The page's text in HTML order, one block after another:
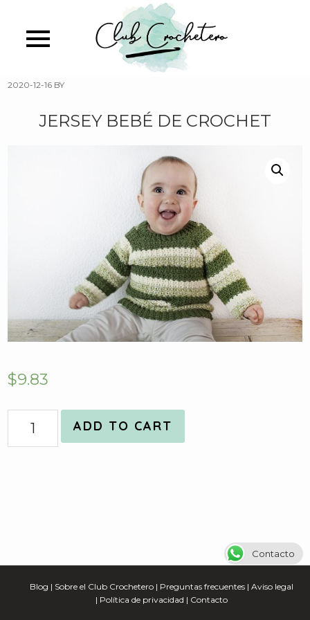
main
2020-12-16 BY
JERSEY BEBÉ DE CROCHET
$9.83
ADD TO CART
Blog | Sobre el Club Crochetero | Preguntas frecuentes |Aviso legal
| Política de privacidad | Contacto
Contacto